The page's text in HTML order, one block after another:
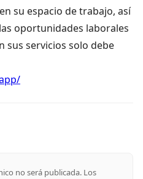
su espacio de trabajo, así
oportunidades laborales
sus servicios solo debe
no será publicada. Los